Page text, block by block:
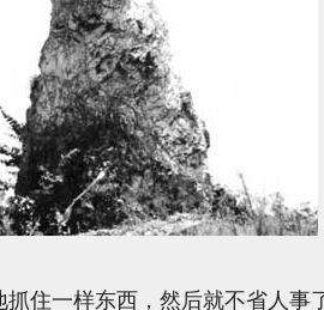
住一样东西，然后就不省人事